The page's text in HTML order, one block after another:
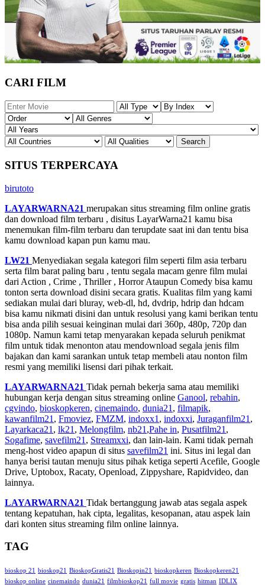
CARI FILM
SITUS TERPERCAYA
birutoto
LAYARWARNA21 merupakan situs streaming film online gratis
dan download film terbaru , disitus LayarWarna21 kamu bisa
menemukan film-film terbaru dan terupdate saat ini dan tentu bisa
kamu download kapan pun kamu mau.
LW21 Menyediakan segala kategori film seperti film asia terbaru
serta film barat paling baru , tentu segala macam genre film mulai
dari Action , Crime , Thriller , Horror Ataupun Comedy bisa kamu
tonton serta download disini secara gratis. Kualitas film yang kami
sediakan mulai dari bluray, web-dl, hd, dvdrip, hdrip dan hdcam
bisa kamu nikmati disini dan untuk resolusi yang kami berikan tentu
bisa anda pilih sesuai keinginan mulai dari 360p, 480p, 720p dan
1080p. Namun kami tetap menyarakan kepada seluruh penikmat
film untuk tidak menonton atau mendownload segala jenis film
bajakan dan kami sarankan untuk tetap membeli atau nonton film
resmi yang memiliki lisensi dari pihak terkait.
LAYARWARNA21 Tidak pernah bekerja sama atau memiliki
hubungan kerja dengan situs streaming online Ganool, rebahin,
cgvindo, bioskopkeren, cinemaindo, dunia21 , filmapik,
kawanfilm21 , Fmoviez, FMZM, indoxx1 , indoxxi, Juraganfilm21 ,
Layarkaca21 , lk21 , Melongfilm, nb21 ,Pahe in, Pusatfilm21 ,
Sogafime, savefilm21 , Streamxxi, dan lain-lain. Kami tidak pernah
meng-host video apapun di situs savefilm21 ini. Situs ini legal dan
hanya berisi tautan menuju situs pihak ketiga seperti Acefile, Google
Drive, Uptobox, Racaty, Openload, Zippyshare, Rapidvideo, dan
lainnya.
LAYARWARNA21 Tidak bertanggung jawab atas segala aspek
tentang kepatuhan, hak cipta, legalitas, kesopanan, atau aspek lain
dari konten situs streaming film online lainnya.
TAG
bioskop 21 bioskop21 BioskopGratis21 Bioskopin21 bioskopkeren Bioskopkeren21
bioskop online cinemaindo dunia21 filmbioskop21 full movie gratis hitman IDLIX